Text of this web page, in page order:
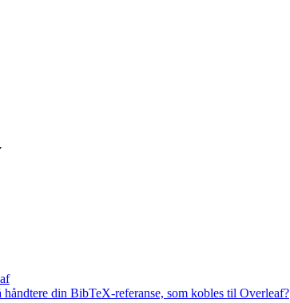
din BibTeX-referanse, som kobles til Overleaf?